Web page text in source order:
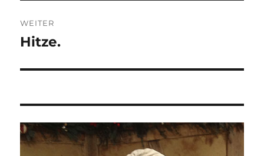
WEITER
Nächster
Hitze.